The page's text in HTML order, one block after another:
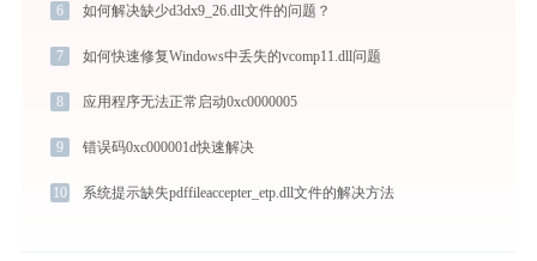
6 如何解决缺少d3dx9_26.dll文件的问题？
7 如何快速修复Windows中丢失的vcomp11.dll问题
8 应用程序无法正常启动0xc0000005
9 错误码0xc000001d快速解决
10 系统提示缺失pdffileaccepter_etp.dll文件的解决方法